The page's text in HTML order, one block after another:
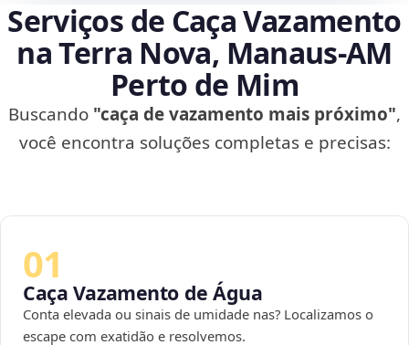
Serviços de Caça Vazamento
na Terra Nova, Manaus‑AM
Perto de Mim
Buscando "caça de vazamento mais próximo",
você encontra soluções completas e precisas:
01
Caça Vazamento de Água
Conta elevada ou sinais de umidade nas? Localizamos o
escape com exatidão e resolvemos.